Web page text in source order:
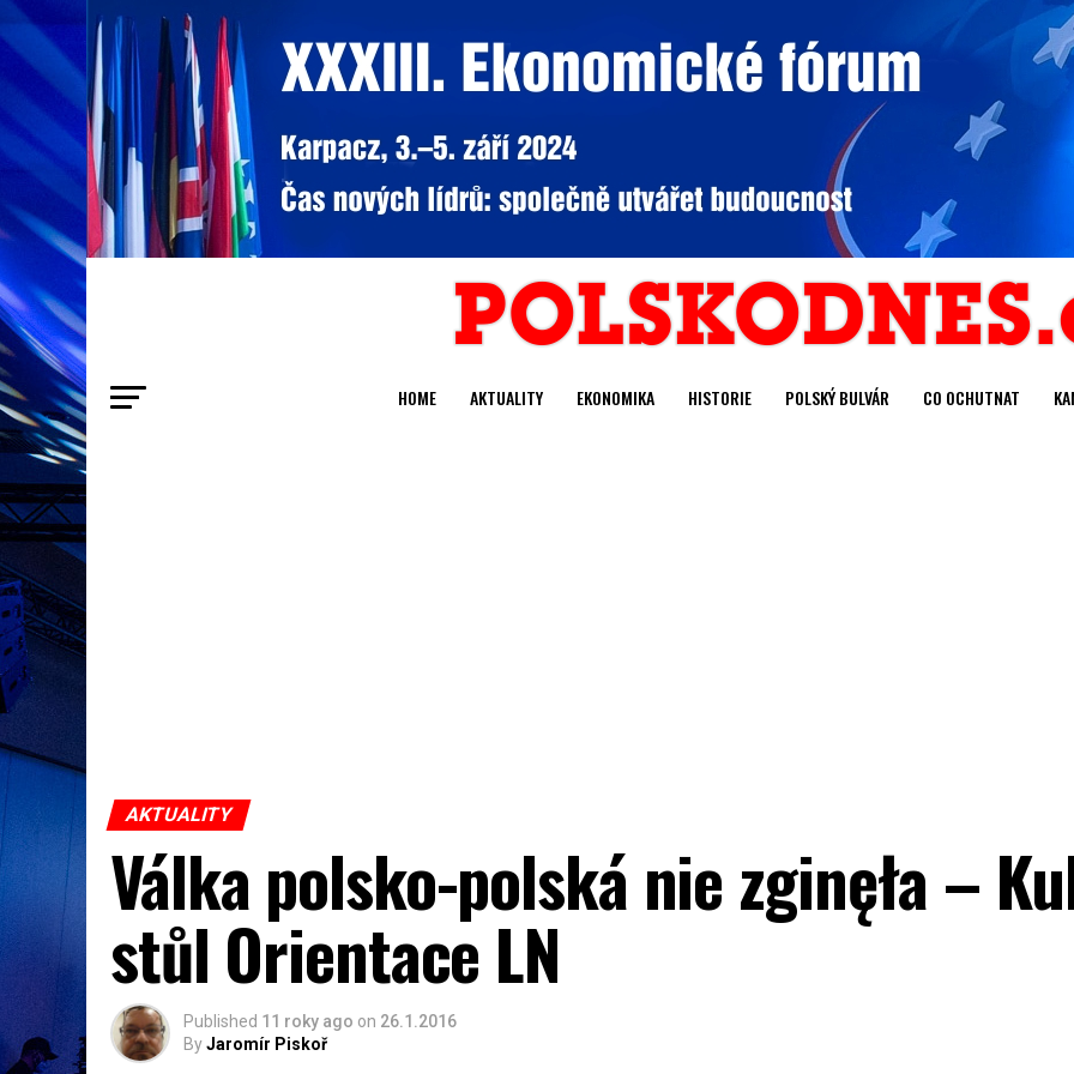
HOME AKTUALITY EKONOMIKA HISTORIE POLSKÝ BULVÁR CO OCHUTNAT
AKTUALITY
Válka polsko-polská nie zginęła –
stůl Orientace LN
Published 11 roky ago on 26.1.2016
ByJaromír Piskoř